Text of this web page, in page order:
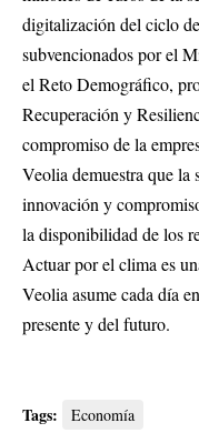
digitalización del ciclo
subvencionados por el
el Reto Demográfico,
Recuperación y
compromiso de la
Veolia demuestra que la
innovación y
la disponibilidad de los
Actuar por el clima es
Veolia asume cada día
presente y del futuro.
Tags: Economía